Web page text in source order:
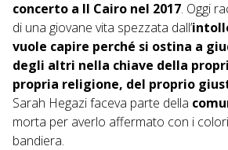
concerto a Il Cairo nel 2017. Oggi
di una giovane vita spezzata dall’
vuole capire perché si ostina a
degli altri nella chiave della
propria religione, del proprio
Sarah Hegazifaceva parte della
morta per averlo affermato con i
bandiera.